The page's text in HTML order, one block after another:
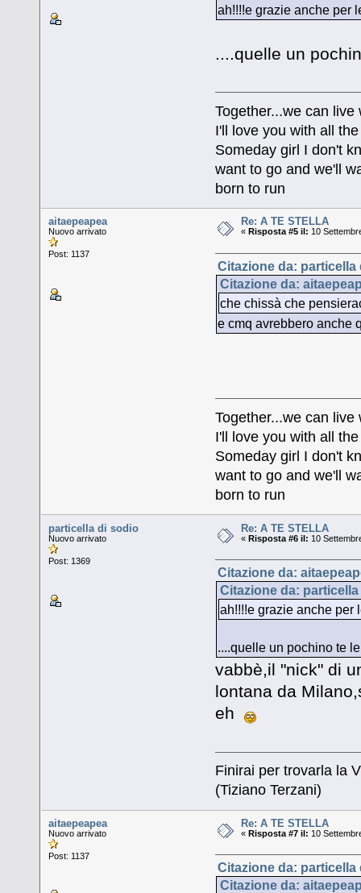
ah!!!!e grazie anche per
....quelle un
Together...we can live
I'll love you with all
Someday girl I don't
want to go and we'll
born to run
aitaepeapea
Nuovo arrivato
Post: 1137
Re: A TE STELLA
« Risposta #5 il: 10
Citazione da: particella
Citazione da:
che chissà che
e cmq avrebbero anche
Together...we can live
I'll love you with all
Someday girl I don't
want to go and we'll
born to run
particella di sodio
Nuovo arrivato
Post: 1369
Re: A TE STELLA
«Risposta #6 il: 10
Citazione da:
Citazione da:
ah!!!!e grazie anche
....quelle un pochino te
vabbè,il "nick" di
lontana da
eh
Finirai per trovarla la
(Tiziano Terzani)
aitaepeapea
Nuovo arrivato
Post: 1137
Re: A TE STELLA
«Risposta #7 il: 10
Citazione da: particella
Citazione da: